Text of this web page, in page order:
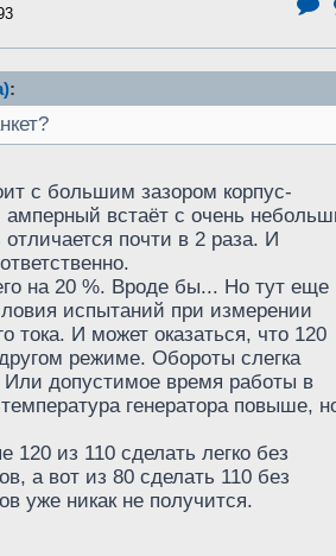
:
с большим зазором корпус-
амперный встаёт с очень
почти в 2 раза. И
на 20 %. Вроде бы... Но тут еще
испытаний при измерении
тока. И может оказаться, что 120
режиме. Обороты слегка
допустимое время работы в
генератора повыше,
120 из 110 сделать легко без
а вот из 80 сделать 110 без
уже никак не получится.